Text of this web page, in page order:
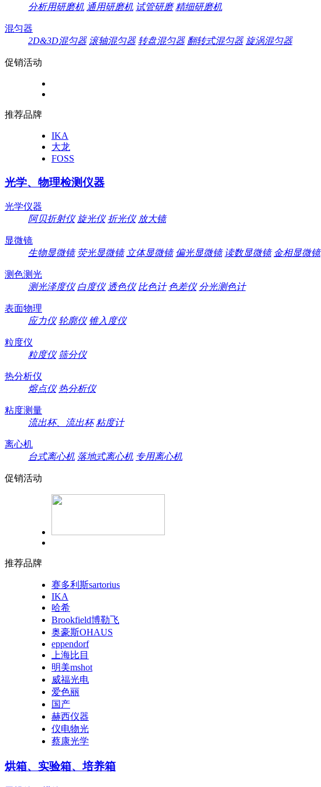
分析用研磨机 通用研磨机 试管研磨 精细研磨机
混匀器
2D&3D混匀器 滚轴混匀器 转盘混匀器 翻转式混匀器 旋涡混匀器
促销活动
推荐品牌
IKA
大龙
FOSS
光学、物理检测仪器
光学仪器
阿贝折射仪 旋光仪 折光仪 放大镜
显微镜
生物显微镜 荧光显微镜 立体显微镜 偏光显微镜 读数显微镜 金相显微镜
测色测光
测光泽度仪 白度仪 透色仪 比色计 色差仪 分光测色计
表面物理
应力仪 轮廓仪 锥入度仪
粒度仪
粒度仪 筛分仪
热分析仪
熔点仪 热分析仪
粘度测量
流出杯、流出杯 粘度计
离心机
台式离心机 落地式离心机 专用离心机
促销活动
推荐品牌
赛多利斯sartorius
IKA
哈希
Brookfield博勒飞
奥豪斯OHAUS
eppendorf
上海比目
明美mshot
威福光电
爱色丽
国产
赫西仪器
仪电物光
蔡康光学
烘箱、实验箱、培养箱